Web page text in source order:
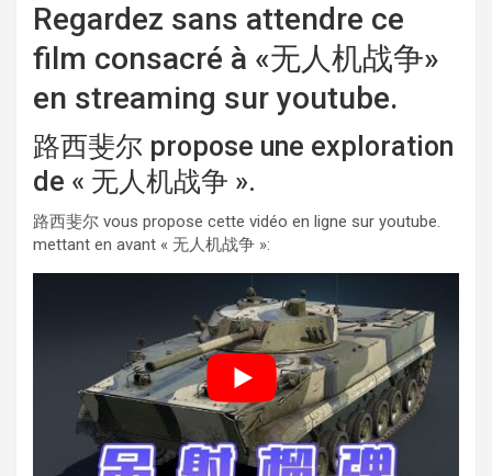
Regardez sans attendre ce
film consacré à «无人机战争»
en streaming sur youtube.
路西斐尔 propose une exploration
de « 无人机战争 ».
路西斐尔 vous propose cette vidéo en ligne sur youtube.
mettant en avant « 无人机战争 »: